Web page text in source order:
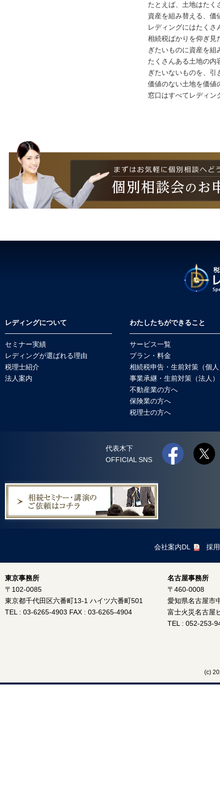
たとえば、土地はたく
資産を組み替える、価
レディングにはたくさ
相続税ばかりを仰ぎ見
ぎたいものに資産を
たくさんある土地の内
ぎたいないものを、引
価値のない土地を価値
窓口はすべてレディン
レディングについて
セミナー実績
レディングが選ばれる理由
税理士紹介
法人案内
わたしたちができること
サービス一覧
プラン・料金
相続税申告・生前対策（個
事業承継・生前対策（法人）
不動産業の方へ
保険業の方へ
税理士の方へ
代表木下
OFFICIAL SNS
会社案内DL 採
東京事務所
〒102-0085
東京都千代田区六番町13-1 ハイツ六番町501
TEL : 03-6265-4903 FAX : 03-6265-4904
名古屋事務所
〒460-0008
愛知県名古屋市
富士火災名古屋
TEL : 052-253-
(c)